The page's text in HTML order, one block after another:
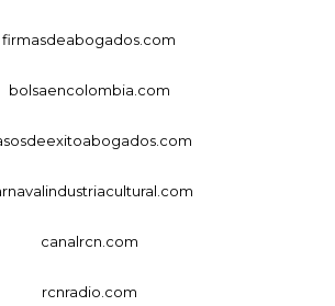
firmasdeabogados.com
bolsaencolombia.com
canalrcn.com
rcnradio.com